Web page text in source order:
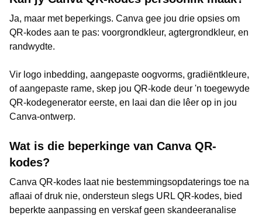
Ja, maar met beperkings. Canva gee jou drie opsies om
QR-kodes aan te pas: voorgrondkleur, agtergrondkleur, en
randwydte.
Vir logo inbedding, aangepaste oogvorms, gradiëntkleure,
of aangepaste rame, skep jou QR-kode deur 'n toegewyde
QR-kodegenerator eerste, en laai dan die lêer op in jou
Canva-ontwerp.
Wat is die beperkinge van Canva QR-
kodes?
Canva QR-kodes laat nie bestemmingsopdaterings toe na
aflaai of druk nie, ondersteun slegs URL QR-kodes, bied
beperkte aanpassing en verskaf geen skandeeranalise